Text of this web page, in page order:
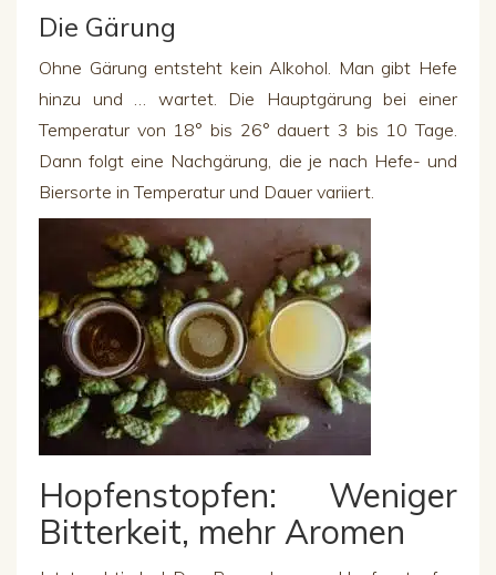
Die Gärung
Ohne Gärung entsteht kein Alkohol. Man gibt Hefe
hinzu und … wartet. Die Hauptgärung bei einer
Temperatur von 18° bis 26° dauert 3 bis 10 Tage.
Dann folgt eine Nachgärung, die je nach Hefe- und
Biersorte in Temperatur und Dauer variiert.
Hopfenstopfen: Weniger
Bitterkeit, mehr Aromen